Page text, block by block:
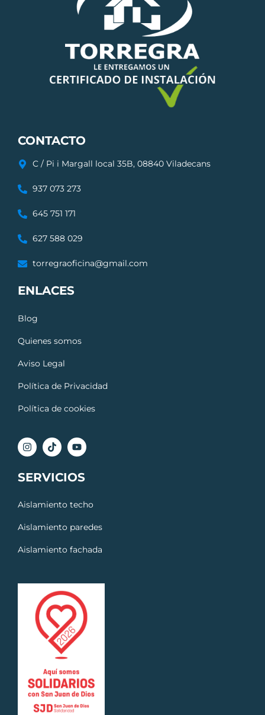
CONTACTO
C / Pi i Margall local 35B, 08840 Viladecans
937 073 273
645 751 171
627 588 029
torregraoficina@gmail.com
ENLACES
Blog
Quienes somos
Aviso Legal
Política de Privacidad
Política de cookies
SERVICIOS
Aislamiento techo
Aislamiento paredes
Aislamiento fachada